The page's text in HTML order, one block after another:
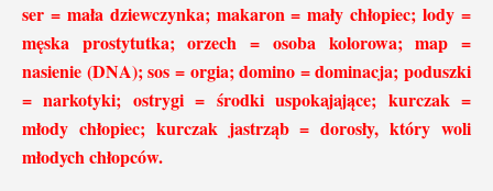
ser = mała dziewczynka; makaron = mały chłopiec; lody =
męska prostytutka; orzech = osoba kolorowa; map =
nasienie (DNA); sos = orgia; domino = dominacja; poduszki
= narkotyki; ostrygi = środki uspokajające; kurczak =
młody chłopiec; kurczak jastrząb = dorosły, który woli
młodych chłopców.